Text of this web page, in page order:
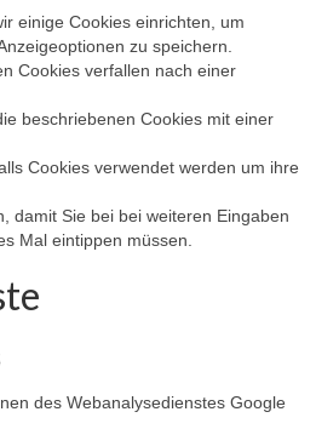
einige Cookies einrichten, um
zu speichern.
Cookies verfallen nach einer
beschriebenen Cookies mit einer
Cookies verwendet werden um ihre
damit Sie bei bei weiteren Eingaben
Mal eintippen müssen.
des Webanalysedienstes Google